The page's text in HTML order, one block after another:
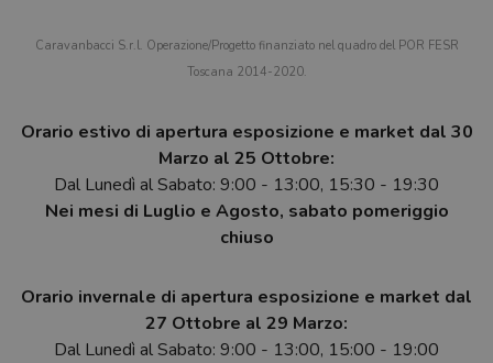
Caravanbacci S.r.l. Operazione/Progetto finanziato nel quadro del POR FESR
Toscana 2014-2020.
Orario estivo di apertura esposizione e market dal 30
Marzo al 25 Ottobre:
Dal Lunedì al Sabato: 9:00 - 13:00, 15:30 - 19:30
Nei mesi di Luglio e Agosto, sabato pomeriggio
chiuso
Orario invernale di apertura esposizione e market dal
27 Ottobre al 29 Marzo:
Dal Lunedì al Sabato: 9:00 - 13:00, 15:00 - 19:00